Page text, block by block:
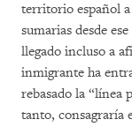
territorio español
sumarias desde
llegado incluso a
inmigrante ha
rebasado la “línea
tanto, consagraría